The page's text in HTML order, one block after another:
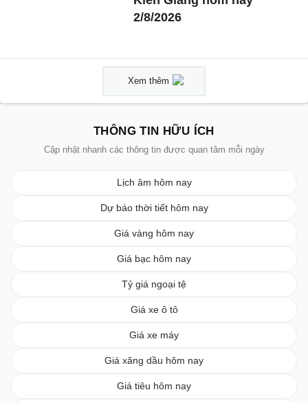
2/8/2026
Xem thêm
THÔNG TIN HỮU ÍCH
Cập nhật nhanh các thông tin được quan tâm mỗi ngày
Lịch âm hôm nay
Dự báo thời tiết hôm nay
Giá vàng hôm nay
Giá bạc hôm nay
Tỷ giá ngoại tệ
Giá xe ô tô
Giá xe máy
Giá xăng dầu hôm nay
Giá tiêu hôm nay